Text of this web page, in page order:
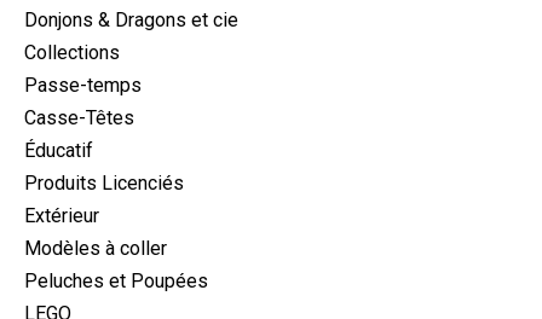
Donjons & Dragons et cie
Collections
Passe-temps
Casse-Têtes
Éducatif
Produits Licenciés
Extérieur
Modèles à coller
Peluches et Poupées
LEGO